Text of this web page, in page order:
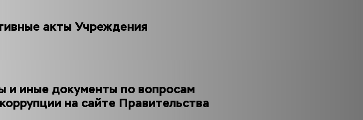
акты Учреждения
и иные документы по вопросам
на сайте Правительства